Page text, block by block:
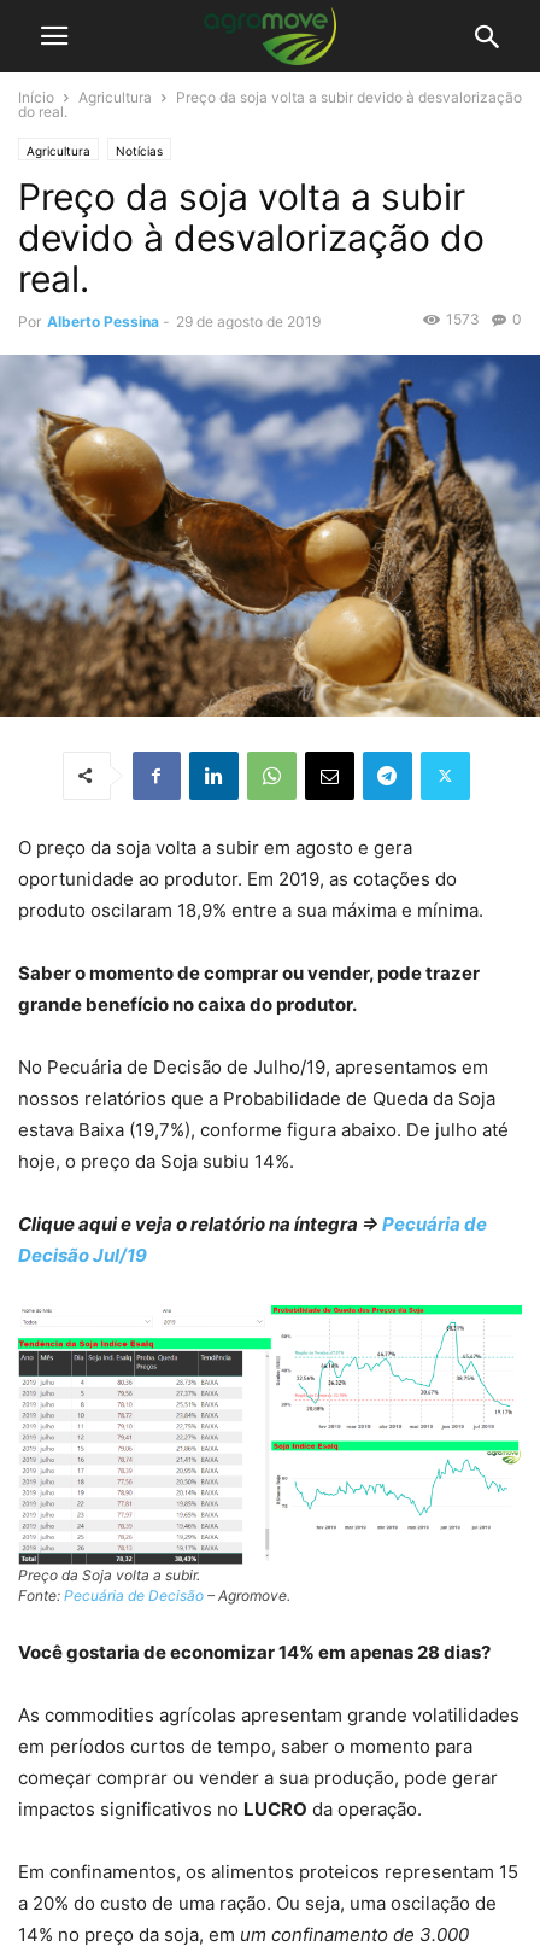
Início Agricultura
Preço da soja volta a subir devido à desvalorização
do real.
Agricultura Notícias
Preço da soja volta a subir
devido à desvalorização do
real.
Por Alberto Pessina - 29 de agosto de 2019 0
1573
O preço da soja volta a subir em agosto e gera
oportunidade ao produtor. Em 2019, as cotações do
produto oscilaram 18,9% entre a sua máxima e mínima.
Saber o momento de comprar ou vender, pode trazer
grande benefício no caixa do produtor.
No Pecuária de Decisão de Julho/19, apresentamos em
nossos relatórios que a Probabilidade de Queda da Soja
estava Baixa (19,7%), conforme figura abaixo. De julho até
hoje, o preço da Soja subiu 14%.
Clique aqui e veja o relatório na íntegra => Pecuária de
Decisão Jul/19
Preço da Soja volta a subir.
Fonte: Pecuária de Decisão – Agromove.
Você gostaria de economizar 14% em apenas 28 dias?
As commodities agrícolas apresentam grande volatilidades
em períodos curtos de tempo, saber o momento para
começar comprar ou vender a sua produção, pode gerar
impactos significativos no LUCRO da operação.
Em confinamentos, os alimentos proteicos representam 15
a 20% do custo de uma ração. Ou seja, uma oscilação de
14% no preço da soja, em um confinamento de 3.000